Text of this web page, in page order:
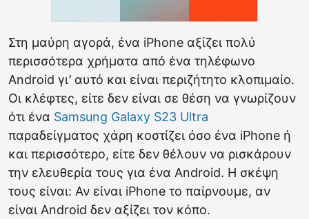
Στη μαύρη αγορά, ένα iPhone αξίζει πολύ
περισσότερα χρήματα από ένα τηλέφωνο
Android γι’ αυτό και είναι περιζήτητο κλοπιμαίο.
Οι κλέφτες, είτε δεν είναι σε θέση να γνωρίζουν
ότι ένα Samsung Galaxy S23 Ultra
παραδείγματος χάρη κοστίζει όσο ένα iPhone ή
και περισσότερο, είτε δεν θέλουν να ρισκάρουν
την ελευθερία τους για ένα Android. H σκέψη
τους είναι: Αν είναι iPhone το παίρνουμε, αν
είναι Android δεν αξίζει τον κόπο.